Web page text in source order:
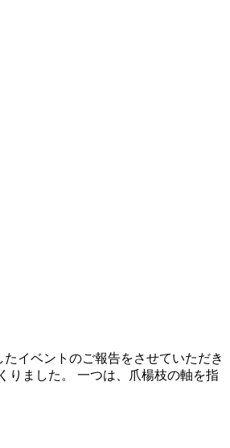
イベントのご報告をさせていただき
ました。 一つは、爪楊枝の軸を指